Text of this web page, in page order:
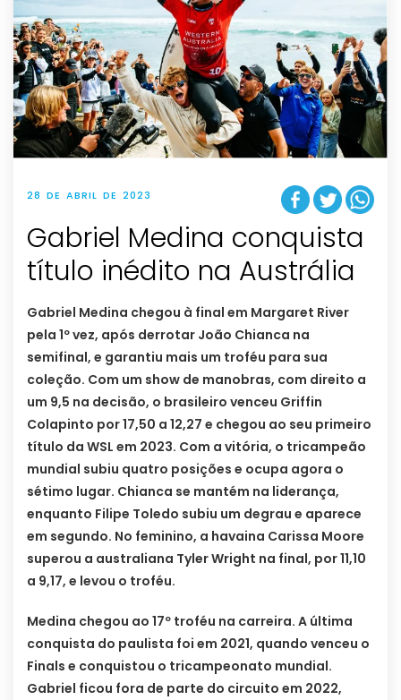
28 DE ABRIL DE 2023
Gabriel Medina conquista
título inédito na Austrália
Gabriel Medina chegou à final em Margaret River
pela 1º vez, após derrotar João Chianca na
semifinal, e garantiu mais um troféu para sua
coleção. Com um show de manobras, com direito a
um 9,5 na decisão, o brasileiro venceu Griffin
Colapinto por 17,50 a 12,27 e chegou ao seu primeiro
título da WSL em 2023. Com a vitória, o tricampeão
mundial subiu quatro posições e ocupa agora o
sétimo lugar. Chianca se mantém na liderança,
enquanto Filipe Toledo subiu um degrau e aparece
em segundo. No feminino, a havaina Carissa Moore
superou a australiana Tyler Wright na final, por 11,10
a 9,17, e levou o troféu.
Medina chegou ao 17º troféu na carreira. A última
conquista do paulista foi em 2021, quando venceu o
Finals e conquistou o tricampeonato mundial.
Gabriel ficou fora de parte do circuito em 2022,